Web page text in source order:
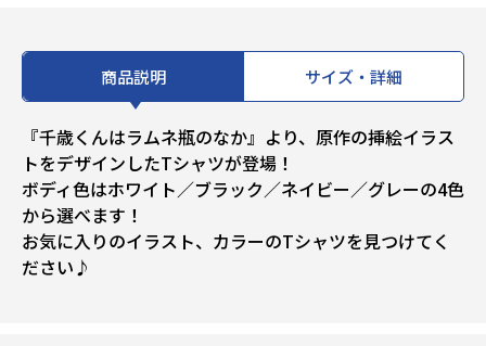
商品説明 サイズ・詳細
『千歳くんはラムネ瓶のなか』より、原作の挿絵イラス
トをデザインしたTシャツが登場！
ボディ色はホワイト／ブラック／ネイビー／グレーの4色
から選べます！
お気に入りのイラスト、カラーのTシャツを見つけてく
ださい♪